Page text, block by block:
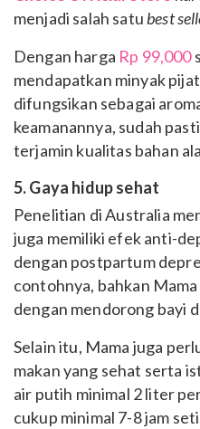
menjadi salah satu best
Dengan harga Rp 99,000
mendapatkan minyak
difungsikan sebagai
keamanannya, sudah
terjamin kualitas bahan
5. Gaya hidup sehat
Penelitian di Australia
juga memiliki efek anti-
dengan postpartum
contohnya, bahkan
dengan mendorong bayi
Selain itu, Mama juga
makan yang sehat serta
air putih minimal 2 liter
cukup minimal 7-8 jam